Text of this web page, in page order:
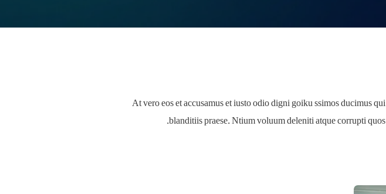
At vero eos et accusamus et iusto odio digni goiku ssimos ducimus qui
blanditiis praese. Ntium voluum deleniti atque corrupti quos.